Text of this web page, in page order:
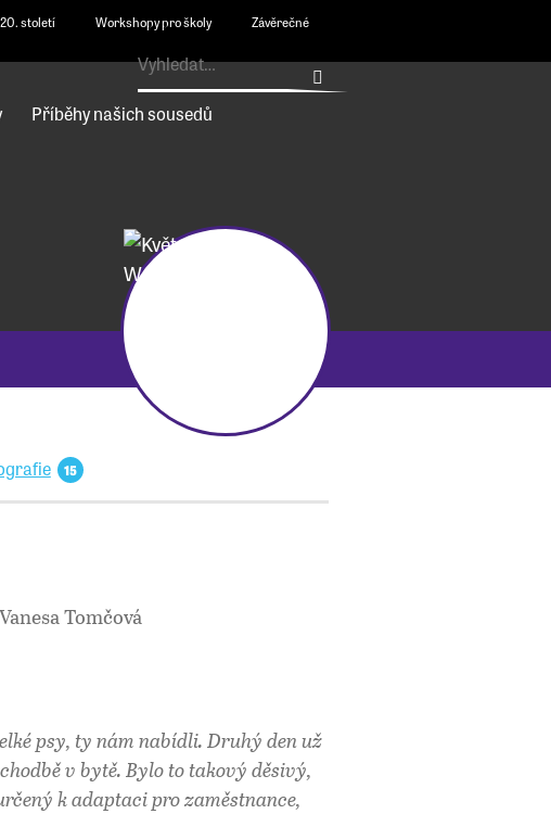
století Workshopy pro školy
Závěrečné
Příběhy našich sousedů
15
Tomčová
psy, ty nám nabídli. Druhý den už
v bytě. Bylo to takový děsivý,
k adaptaci pro zaměstnance,